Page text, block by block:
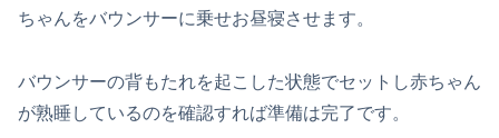
ちゃんをバウンサーに乗せお昼寝させます。
バウンサーの背もたれを起こした状態でセットし赤ちゃん
が熟睡しているのを確認すれば準備は完了です。